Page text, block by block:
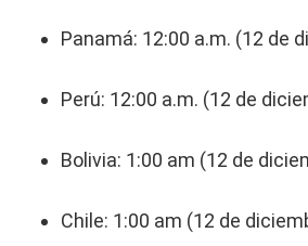
Panamá: 12:00 a.m. (12 de
Perú: 12:00 a.m. (12 de
Bolivia: 1:00 am (12 de
Chile: 1:00 am (12 de